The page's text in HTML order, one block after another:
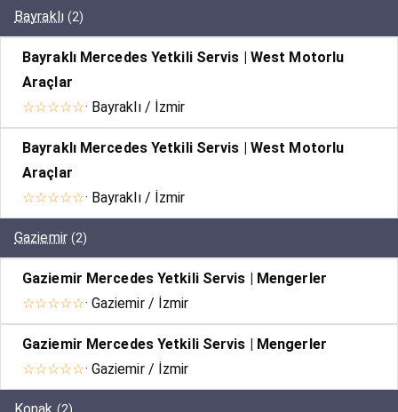
Bayraklı (2)
Bayraklı Mercedes Yetkili Servis | West Motorlu
Araçlar
☆☆☆☆☆· Bayraklı / İzmir
Bayraklı Mercedes Yetkili Servis | West Motorlu
Araçlar
☆☆☆☆☆· Bayraklı / İzmir
Gaziemir (2)
Gaziemir Mercedes Yetkili Servis | Mengerler
☆☆☆☆☆· Gaziemir / İzmir
Gaziemir Mercedes Yetkili Servis | Mengerler
☆☆☆☆☆· Gaziemir / İzmir